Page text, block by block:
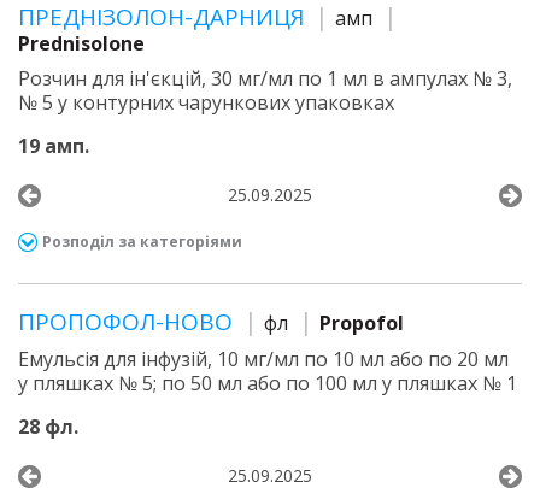
ПРЕДНІЗОЛОН-ДАРНИЦЯ
амп
Prednisolone
Розчин для ін'єкцій, 30 мг/мл по 1 мл в ампулах № 3,
№ 5 у контурних чарункових упаковках
19 амп.
25.09.2025
Розподіл за категоріями
ПРОПОФОЛ-НОВО фл
Propofol
Емульсія для інфузій, 10 мг/мл по 10 мл або по 20 мл
у пляшках № 5; по 50 мл або по 100 мл у пляшках № 1
28 фл.
25.09.2025